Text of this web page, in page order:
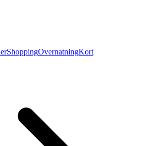
ShoppingOvernatningKort